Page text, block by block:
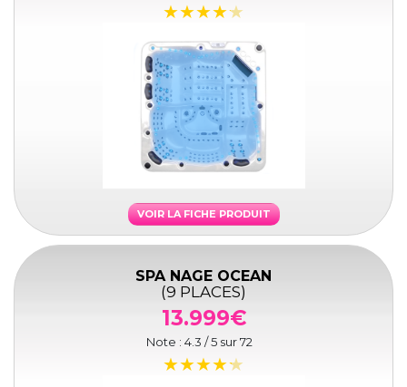
VOIR LA FICHE PRODUIT
SPA NAGE OCEAN
(9 PLACES)
13.999€
Note : 4.3 / 5 sur72